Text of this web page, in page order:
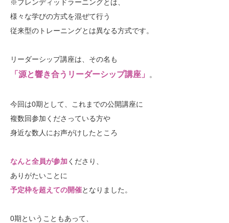
※ブレンディッドラーニングとは、
様々な学びの方式を混ぜて行う
従来型のトレーニングとは異なる方式です。
リーダーシップ講座は、その名も
「源と響き合うリーダーシップ講座」 。
今回は0期として、これまでの公開講座に
複数回参加くださっている方や
身近な数人にお声がけしたところ
なんと全員が参加 くださり、
ありがたいことに
予定枠を超えての開催となりました。
0期ということもあって、